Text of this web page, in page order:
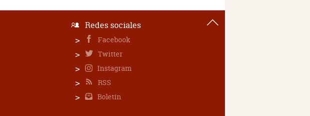
Redes sociales
Facebook
Twitter
Instagram
RSS
Boletín